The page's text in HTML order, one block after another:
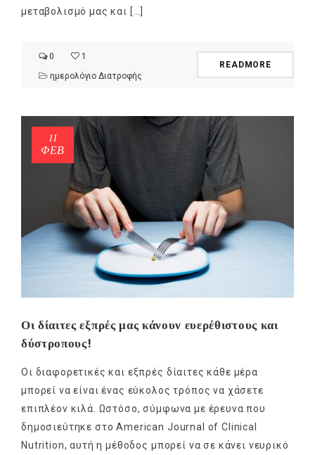
μεταβολισμό μας και […]
0
1
ημερολόγιο Διατροφής
READMORE
11
ΦΕΒ
Οι δίαιτες εξπρές μας κάνουν ευερέθιστους και
δύστροπους!
Οι διαφορετικές και εξπρές δίαιτες κάθε μέρα
μπορεί να είναι ένας εύκολος τρόπος να χάσετε
επιπλέον κιλά. Ωστόσο, σύμφωνα με έρευνα που
δημοσιεύτηκε στο American Journal of Clinical
Nutrition, αυτή η μέθοδος μπορεί να σε κάνει νευρικό